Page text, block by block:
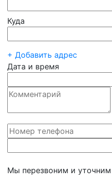
Куда
+ Добавить адрес
Дата и время
Мы перезвоним и уточним